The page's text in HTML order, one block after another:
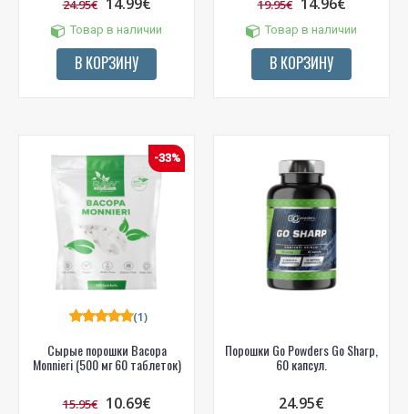
24.95€
Товар в наличии
В КОРЗИНУ
19.95€
Товар в наличии
В КОРЗИНУ
-33%
Сырые порошки Bacopa
Monnieri (500 мг 60 таблеток)
(1)
15.95€ 10.69€
Порошки Go Powders Go Sharp,
60 капсул.
24.95€